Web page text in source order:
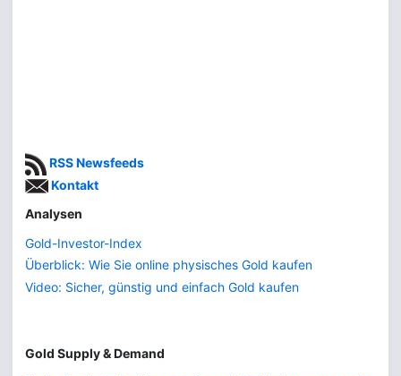
RSS Newsfeeds
Kontakt
Analysen
Gold-Investor-Index
Überblick: Wie Sie online physisches Gold kaufen
Video: Sicher, günstig und einfach Gold kaufen
Gold Supply & Demand